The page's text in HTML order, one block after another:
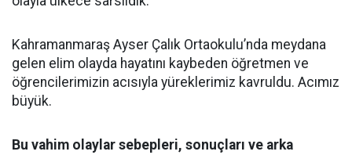
Kahramanmaraş Ayser Çalık Ortaokulu’nda meydana
gelen elim olayda hayatını kaybeden öğretmen ve
öğrencilerimizin acısıyla yüreklerimiz kavruldu. Acımız
büyük.
Bu vahim olaylar sebepleri, sonuçları ve arka